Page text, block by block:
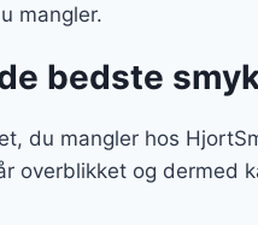
mangler.
bedste
du mangler hos
overblikket og dermed